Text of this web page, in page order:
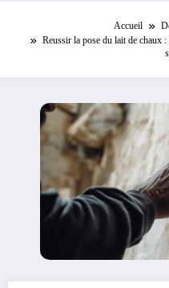
Accueil
Reussir la pose du lait de chaux